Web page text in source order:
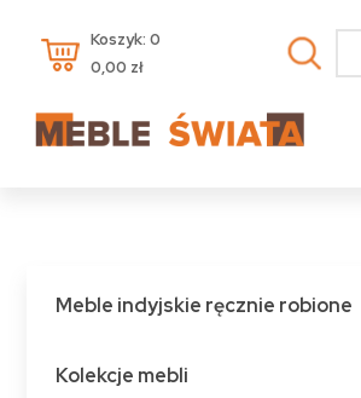
Koszyk: 0
0,00 zł
Meble indyjskie ręcznie robione
Kolekcje mebli